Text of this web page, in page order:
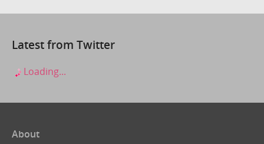
Latest from Twitter
Loading...
About